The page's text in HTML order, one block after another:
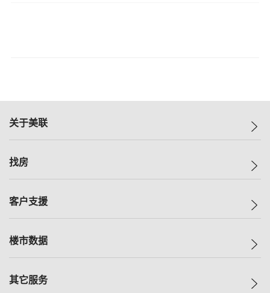
关于美联
美联集团
人才招募
找房
一手新房
减价
美联豪宅
客户支援
自助放盘
查询热线
楼市数据
指数
其它服务